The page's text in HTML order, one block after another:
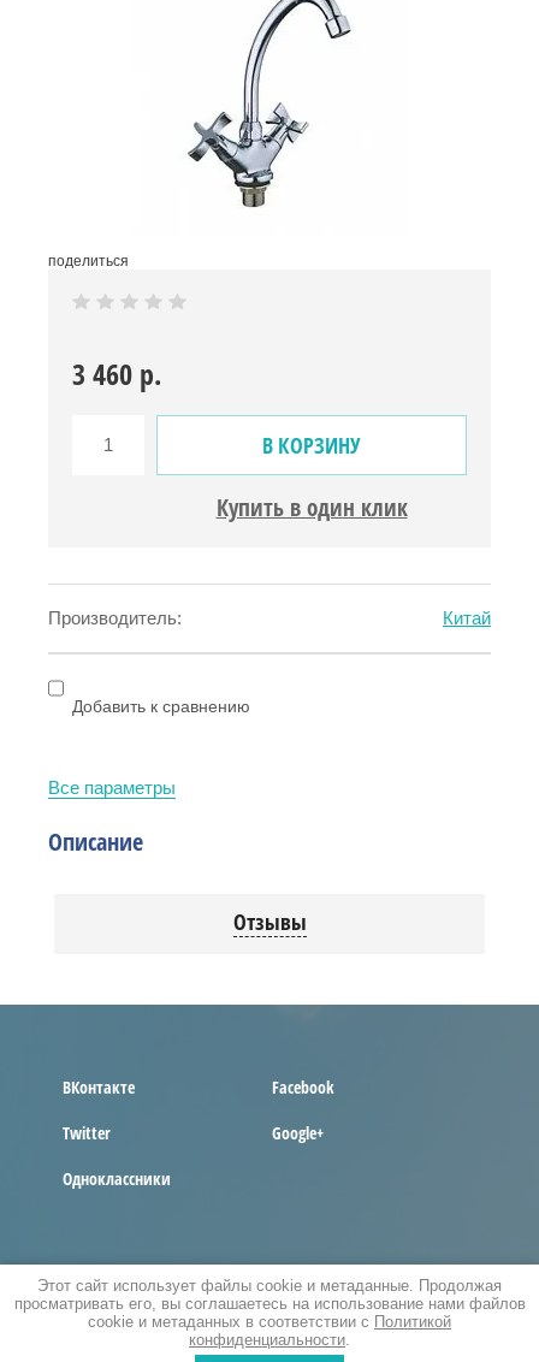
поделиться
3 460 р.
В КОРЗИНУ
Купить в один клик
Производитель: Китай
Добавить к сравнению
Все параметры
Описание
Отзывы
ВКонтакте
Facebook
Twitter
Google+
Одноклассники
COPYRIGHT © 2017 - 2026
ПОЛИТИКА КОНФИДЕНЦИАЛЬНОСТИ
Этот сайт использует файлы cookie и метаданные. Продолжая
просматривать его, вы соглашаетесь на использование нами файлов
cookie и метаданных в соответствии с Политикой
конфиденциальности.